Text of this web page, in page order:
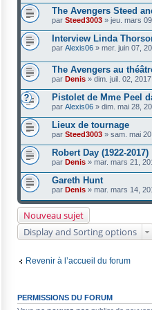
The Avengers Steed
par Steed3003 » jeu. mars
Interview Linda
par Alexis06 » mer. juin 07,
The Avengers au
par Denis » dim. juil. 02,
Pistolet de Mme Peel
par Alexis06 » dim. mai 28,
Lieux de tournage
par Steed3003 » sam. mai
Robert Day (1922-2017)
par Denis » mar. mars 21,
Gareth Hunt
par Denis » mar. mars 14,
Nouveau sujet
Display and Sorting options
Revenir à l’accueil du forum
PERMISSIONS DU FORUM